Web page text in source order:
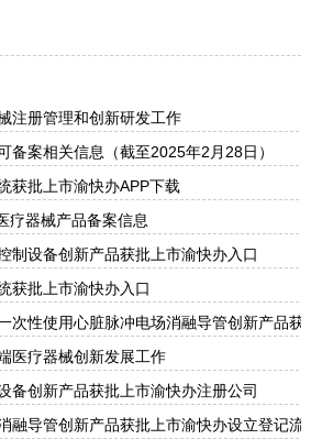
注册管理和创新研发工作
备案相关信息（截至2025年2月28日）
获批上市渝快办APP下载
疗器械产品备案信息
制设备创新产品获批上市渝快办入口
获批上市渝快办入口
次性使用心脏脉冲电场消融导管创新产品获
医疗器械创新发展工作
备创新产品获批上市渝快办注册公司
融导管创新产品获批上市渝快办设立登记流